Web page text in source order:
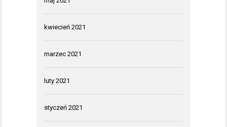
kwiecień 2021
marzec 2021
luty 2021
styczeń 2021